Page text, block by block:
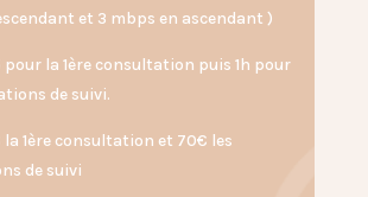
et 3 mbps en ascendant )
pour la 1ère consultation puis 1h pour
de suivi.
la 1ère consultation et 70€ les
de suivi